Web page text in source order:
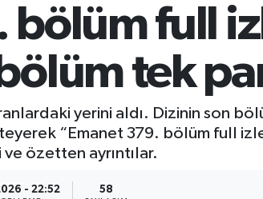
bölüm full
tek
yerini aldı. Dizinin son
“Emanet 379. bölüm full
özetten ayrıntılar.
- 22:52 58